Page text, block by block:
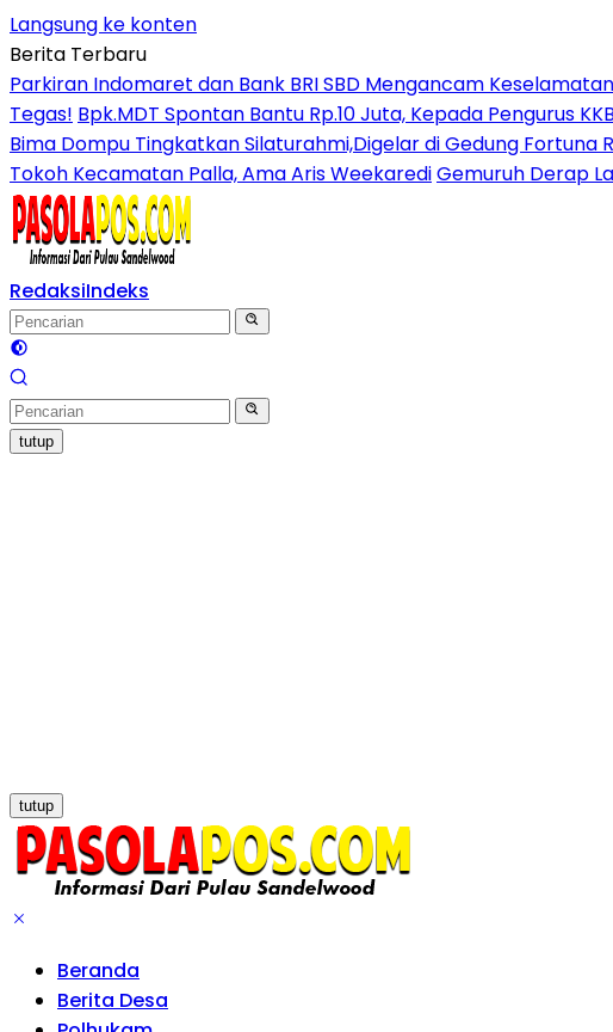
Langsung ke konten
Berita Terbaru
Parkiran Indomaret dan Bank BRI SBD Mengancam
Tegas! Bpk.MDT Spontan Bantu Rp.10 Juta, Kepada Pengurus
Bima Dompu Tingkatkan Silaturahmi,Digelar di Gedung Fortuna
Tokoh Kecamatan Palla, Ama Aris WeekarediGemuruh Derap
RedaksiIndeks
tutup
tutup
Beranda
Berita Desa